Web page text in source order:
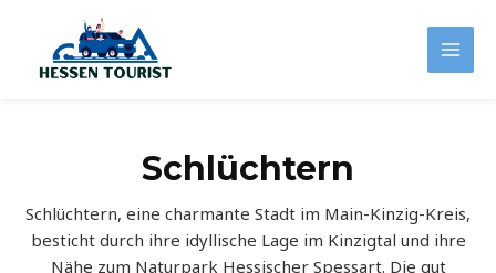
springen
Main
Schlüchtern
Schlüchtern, eine charmante Stadt im Main-Kinzig-Kreis,
besticht durch ihre idyllische Lage im Kinzigtal und ihre
Nähe zum Naturpark Hessischer Spessart. Die gut